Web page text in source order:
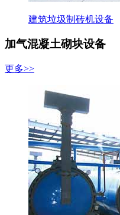
建筑垃圾制砖机设备
加气混凝土砌块设备
更多>>